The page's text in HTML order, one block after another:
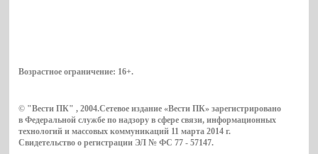
Возрастное ограничение: 16+.
© "Вести ПК" , 2004.Сетевое издание «Вести ПК» зарегистрировано
в Федеральной службе по надзору в сфере связи, информационных
технологий и массовых коммуникаций 11 марта 2014 г.
Свидетельство о регистрации ЭЛ № ФС 77 - 57147.